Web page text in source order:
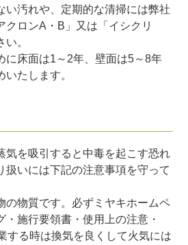
汚れや、定期的な清掃には弊社
クロンA・B」又は「イシクリ
。
床面は1～2年、壁面は5～8年
たします。
を吸引すると中毒を起こす恐れ
扱いには下記の注意事項を守って
物質です。必ずミヤキホームペ
・施行要領書・使用上の注意・
する時は換気を良くして火気には